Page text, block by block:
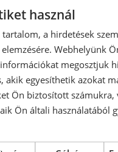
00
Mofém
0031-
használ
a hirdetések
Webhelyünk
megosztjuk
akik egyesíthetik azokat
Ön biztosított számukra,
Ön általi használatából